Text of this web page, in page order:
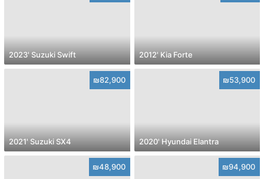
2023' Suzuki Swift 2012' Kia Forte
₪82,900
2021' Suzuki SX4
₪53,900
2020' Hyundai Elantra
₪48,900 ₪94,900